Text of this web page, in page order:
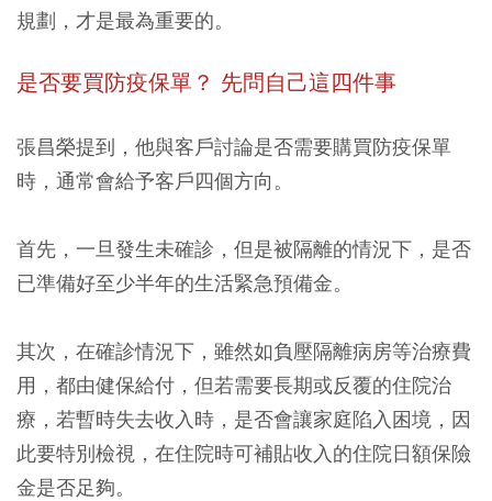
規劃，才是最為重要的。
是否要買防疫保單？ 先問自己這四件事
張昌榮提到，他與客戶討論是否需要購買防疫保單
時，通常會給予客戶四個方向。
首先，一旦發生未確診，但是被隔離的情況下， 是否
已準備好至少半年的生活緊急預備金。
其次，在確診情況下，雖然如負壓隔離病房等治療費
用，都由健保給付，但若需要長期或反覆的住院治
療，若暫時失去收入時，是否會讓家庭陷入困境，因
此要特別檢視，在住院時可補貼收入的住院日額保險
金是否足夠。